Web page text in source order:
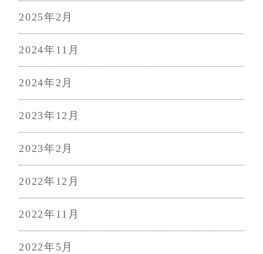
2025年2月
2024年11月
2024年2月
2023年12月
2023年2月
2022年12月
2022年11月
2022年5月